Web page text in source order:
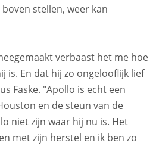
stellen, weer kan
verbaast het me hoe
is. En dat hij zo ongelooflijk lief
Faske. "Apollo is echt een
en de steun van de
niet zijn waar hij nu is. Het
met zijn herstel en ik ben zo